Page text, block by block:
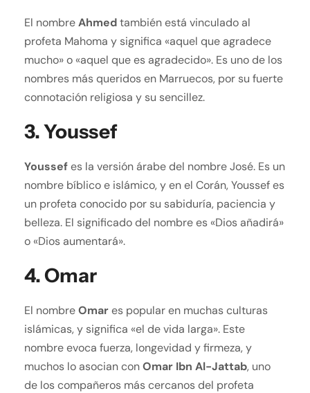
El nombreAhmedtambién está vinculado al
profeta Mahoma y significa «aquel que agradece
mucho» o «aquel que es agradecido». Es uno de los
nombres más queridos en Marruecos, por su fuerte
connotación religiosa y su sencillez.
3.Youssef
Youssefes la versión árabe del nombre José. Es un
nombre bíblico e islámico, y en el Corán, Youssef es
un profeta conocido por su sabiduría, paciencia y
belleza. El significado del nombre es «Dios añadirá»
o «Dios aumentará».
4.Omar
El nombreOmares popular en muchas culturas
islámicas, y significa «el de vida larga». Este
nombre evoca fuerza, longevidad y firmeza, y
muchos lo asocian conOmar Ibn Al-Jattab, uno
de los compañeros más cercanos del profeta